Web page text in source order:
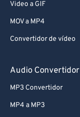
Video a GIF
MOV a MP4
Convertidor de vídeo
Audio Convertidor
MP3 Convertidor
MP4 a MP3